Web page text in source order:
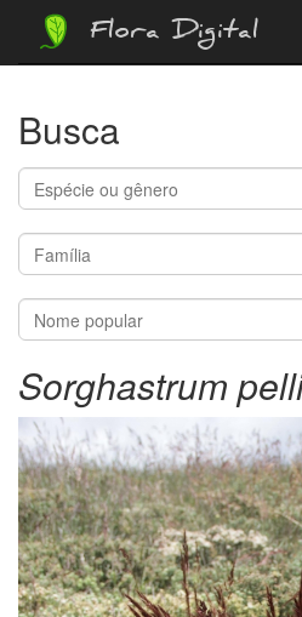
Flora Digital
Busca
Sorghastrum